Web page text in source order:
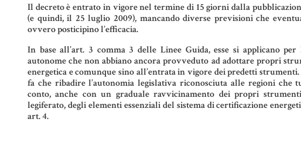
VITA
Il decreto è entrato in vigore nel termine di 15 giorni dalla
(e quindi, il 25 luglio 2009), mancando diverse previsioni che
ovvero posticipino l’efficacia.
In base all’art. 3 comma 3 delle Linee Guida, esse si applicano
autonome che non abbiano ancora provveduto ad adottare propri
energetica e comunque sino all’entrata in vigore dei predetti
fa che ribadire l’autonomia legislativa riconosciuta alle regioni che
conto, anche con un graduale ravvicinamento dei propri
legiferato, degli elementi essenziali del sistema di certificazione
art. 4.